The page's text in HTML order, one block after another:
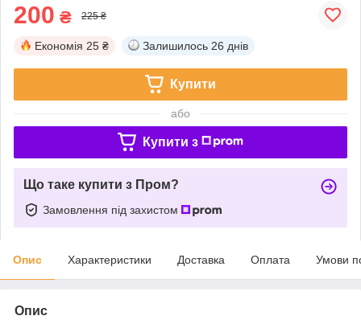
200 ₴ 225 ₴
Економія 25 ₴ Залишилось 26 днів
Купити
або
Купити з
Що таке купити з Пром?
Замовлення під захистом
Опис Характеристики Доставка Оплата Умови
Опис